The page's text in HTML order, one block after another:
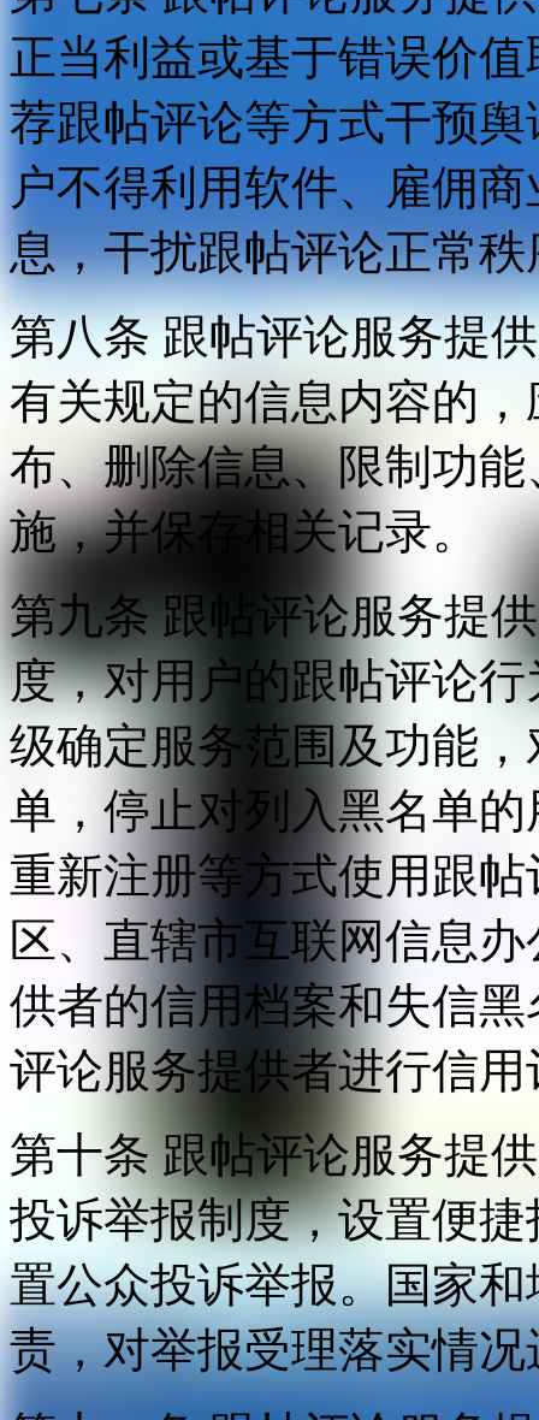
正当利益或基于错误价
荐跟帖评论等方式干预
户不得利用软件、雇佣
息，干扰跟帖评论正常
第八条 跟帖评论服务提
有关规定的信息内容的
布、删除信息、限制功
施，并保存相关记录。
第九条 跟帖评论服务提
度，对用户的跟帖评论
级确定服务范围及功能
单，停止对列入黑名单
重新注册等方式使用跟
区、直辖市互联网信息
供者的信用档案和失信
评论服务提供者进行信用
第十条 跟帖评论服务提
投诉举报制度，设置便
置公众投诉举报。国家
责，对举报受理落实情